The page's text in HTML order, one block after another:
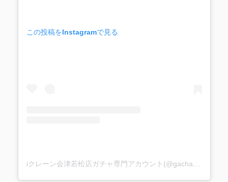
この投稿をInstagramで見る
iクレーン会津若松店ガチャ専門アカウント(@gacha_i_gacha)がシェアした投稿